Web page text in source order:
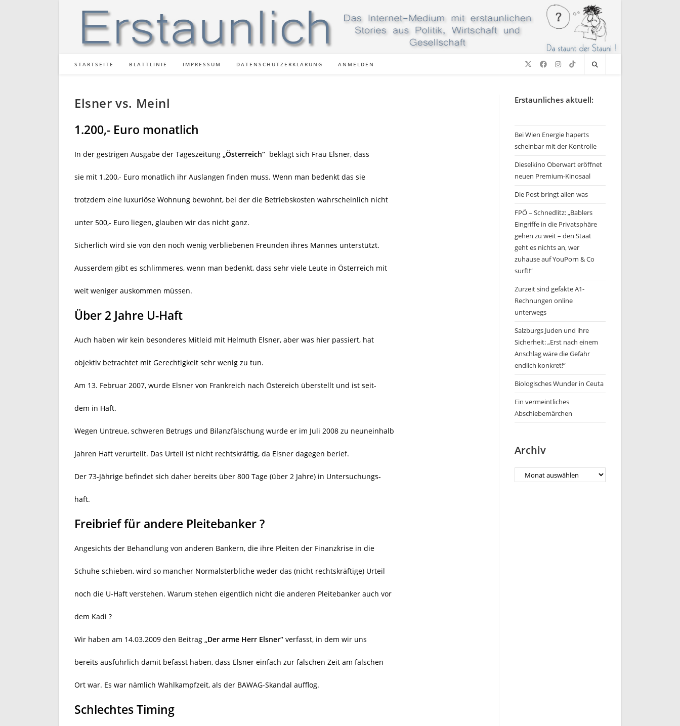
STARTSEITE BLATTLINIE IMPRESSUM DATENSCHUTZERKLÄRUNG ANMELDEN
Elsner vs. Meinl
1.200,- Euro monatlich
In der gestrigen Ausgabe der Tageszeitung „Österreich“ beklagt sich Frau Elsner, dass
sie mit 1.200,- Euro monatlich ihr Auslangen finden muss. Wenn man bedenkt das sie
trotzdem eine luxuriöse Wohnung bewohnt, bei der die Betriebskosten wahrscheinlich nicht
unter 500,- Euro liegen, glauben wir das nicht ganz.
Sicherlich wird sie von den noch wenig verbliebenen Freunden ihres Mannes unterstützt.
Ausserdem gibt es schlimmeres, wenn man bedenkt, dass sehr viele Leute in Österreich mit
weit weniger auskommen müssen.
Über 2 Jahre U-Haft
Auch haben wir kein besonderes Mitleid mit Helmuth Elsner, aber was hier passiert, hat
objektiv betrachtet mit Gerechtigkeit sehr wenig zu tun.
Am 13. Februar 2007, wurde Elsner von Frankreich nach Östereich überstellt und ist seit-
dem in Haft.
Wegen Untreue, schweren Betrugs und Bilanzfälschung wurde er im Juli 2008 zu neuneinhalb
Jahren Haft verurteilt. Das Urteil ist nicht rechtskräftig, da Elsner dagegen berief.
Der 73-Jährige befindet sich daher bereits über 800 Tage (über 2 Jahre) in Untersuchungs-
haft.
Freibrief für andere Pleitebanker ?
Angesichts der Behandlung von anderen Bankern, die ihre Pleiten der Finanzkrise in die
Schuhe schieben, wird so mancher Normalsterbliche weder das (nicht rechtskräftige) Urteil
noch die U-Haft verstehen. Warum stehen eigentlich nicht die anderen Pleitebanker auch vor
dem Kadi ?
Wir haben am 14.03.2009 den Beitrag „Der arme Herr Elsner“ verfasst, in dem wir uns
bereits ausführlich damit befasst haben, dass Elsner einfach zur falschen Zeit am falschen
Ort war. Es war nämlich Wahlkampfzeit, als der BAWAG-Skandal aufflog.
Schlechtes Timing
Erstaunliches aktuell:
Bei Wien Energie haperts
scheinbar mit der Kontrolle
Dieselkino Oberwart eröffnet
neuen Premium-Kinosaal
Die Post bringt allen was
FPÖ – Schnedlitz: „Bablers
Eingriffe in die Privatsphäre
gehen zu weit – den Staat
geht es nichts an, wer
zuhause auf YouPorn & Co
surft!“
Zurzeit sind gefakte A1-
Rechnungen online
unterwegs
Salzburgs Juden und ihre
Sicherheit: „Erst nach einem
Anschlag wäre die Gefahr
endlich konkret!“
Biologisches Wunder in Ceuta
Ein vermeintliches
Abschiebemärchen
Archiv
Archiv